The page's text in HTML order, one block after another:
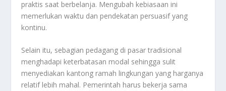
praktis saat berbelanja. Mengubah kebiasaan ini
memerlukan waktu dan pendekatan persuasif yang
kontinu.
Selain itu, sebagian pedagang di pasar tradisional
menghadapi keterbatasan modal sehingga sulit
menyediakan kantong ramah lingkungan yang harganya
relatif lebih mahal. Pemerintah harus bekerja sama